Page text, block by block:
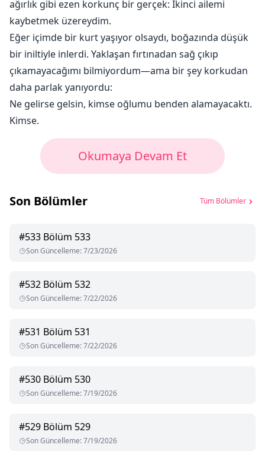
ağırlık gibi ezen korkunç bir gerçek: İkinci ailemi
kaybetmek üzereydim.
Eğer içimde bir kurt yaşıyor olsaydı, boğazında düşük
bir iniltiyle inlerdi. Yaklaşan fırtınadan sağ çıkıp
çıkamayacağımı bilmiyordum—ama bir şey korkudan
daha parlak yanıyordu:
Ne gelirse gelsin, kimse oğlumu benden alamayacaktı.
Kimse.
Okumaya Devam Et
Son Bölümler Tüm Bölümler
#533 Bölüm 533
Son Güncelleme:7/23/2026
#532 Bölüm 532
Son Güncelleme:7/22/2026
#531 Bölüm 531
Son Güncelleme:7/22/2026
#530 Bölüm 530
Son Güncelleme:7/19/2026
#529 Bölüm 529
Son Güncelleme:7/19/2026